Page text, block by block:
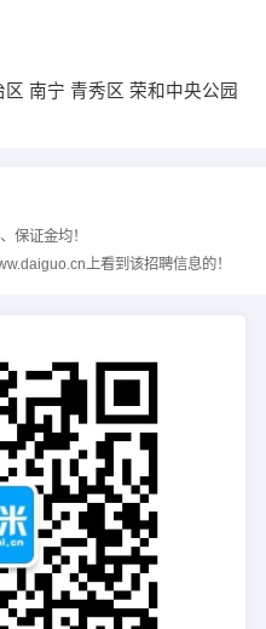
区 南宁 青秀区 荣和中央公园
保证金均！
上看到该招聘信息的！